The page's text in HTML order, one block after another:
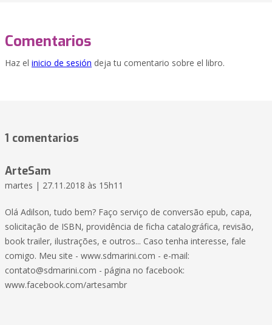
Comentarios
Haz el inicio de sesión deja tu comentario sobre el libro.
1 comentarios
ArteSam
martes | 27.11.2018 às 15h11
Olá Adilson, tudo bem? Faço serviço de conversão epub, capa,
solicitação de ISBN, providência de ficha catalográfica, revisão,
book trailer, ilustrações, e outros... Caso tenha interesse, fale
comigo. Meu site - www.sdmarini.com - e-mail:
contato@sdmarini.com - página no facebook:
www.facebook.com/artesambr